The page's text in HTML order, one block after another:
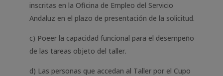
inscritas en la Oficina de Empleo del Servicio
Andaluz en el plazo de presentación de la solicitud.
c) Poeer la capacidad funcional para el desempeño
de las tareas objeto del taller.
d) Las personas que accedan al Taller por el Cupo